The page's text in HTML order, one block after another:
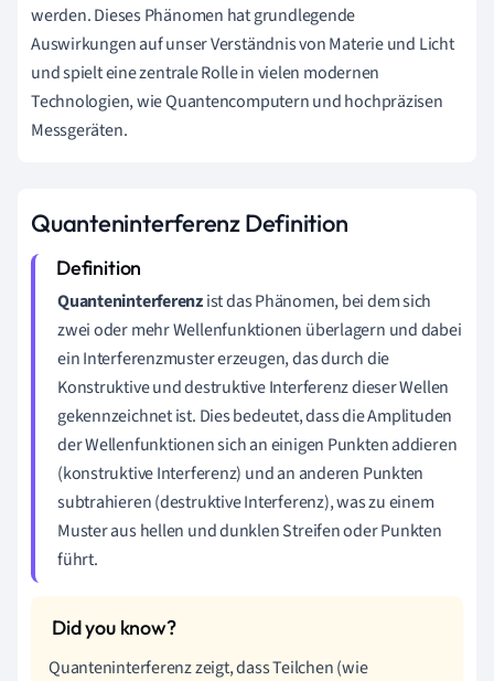
werden. Dieses Phänomen hat grundlegende
Auswirkungen auf unser Verständnis von Materie und Licht
und spielt eine zentrale Rolle in vielen modernen
Technologien, wie Quantencomputern und hochpräzisen
Messgeräten.
Quanteninterferenz Definition
Quanteninterferenzist das Phänomen, bei dem sich
zwei oder mehr Wellenfunktionen überlagern und dabei
ein Interferenzmuster erzeugen, das durch die
Konstruktive und destruktive Interferenz dieser Wellen
gekennzeichnet ist. Dies bedeutet, dass die Amplituden
der Wellenfunktionen sich an einigen Punkten addieren
(konstruktive Interferenz) und an anderen Punkten
subtrahieren (destruktive Interferenz), was zu einem
Muster aus hellen und dunklen Streifen oder Punkten
führt.
Quanteninterferenz zeigt, dass Teilchen (wie